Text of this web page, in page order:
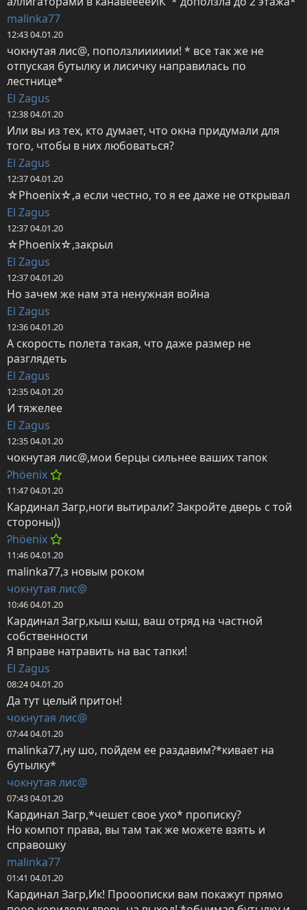
malinka77
12:43 04.01.20
чокнутая лис@, поползлииииии! * все так же не
отпуская бутылку и лисичку направилась по
лестнице*
El Zagus
12:38 04.01.20
Или вы из тех, кто думает, что окна придумали для
того, чтобы в них любоваться?
El Zagus
12:37 04.01.20
☆Phoenix☆,а если честно, то я ее даже не открывал
El Zagus
12:37 04.01.20
☆Phoenix☆,закрыл
El Zagus
12:37 04.01.20
Но зачем же нам эта ненужная война
El Zagus
12:36 04.01.20
А скорость полета такая, что даже размер не
разглядеть
El Zagus
12:35 04.01.20
И тяжелее
El Zagus
12:35 04.01.20
чокнутая лис@,мои берцы сильнее ваших тапок
Ꭾhöenix
11:47 04.01.20
Кардинал Загр,ноги вытирали? Закройте дверь с той
стороны))
Ꭾhöenix
11:46 04.01.20
malinka77,з новым роком
чокнутая лис@
10:46 04.01.20
Кардинал Загр,кыш кыш, ваш отряд на частной
собственности
Я вправе натравить на вас тапки!
El Zagus
08:24 04.01.20
Да тут целый притон!
чокнутая лис@
07:44 04.01.20
malinka77,ну шо, пойдем ее раздавим?*кивает на
бутылку*
чокнутая лис@
07:43 04.01.20
Кардинал Загр,*чешет свое ухо* прописку?
Но компот права, вы там так же можете взять и
справошку
malinka77
01:41 04.01.20
Кардинал Загр,Ик! Прооописки вам покажут прямо